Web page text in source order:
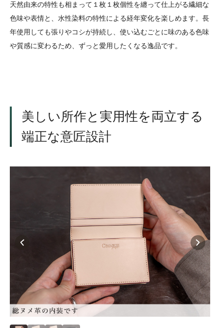
天然由来の特性も相まって１枚１枚個性を纏って仕上がる繊細な
色味や表情と、水性染料の特性による経年変化を楽しめます。長
年使用しても張りやコシが持続し、使い込むごとに味のある色味
や質感に変わるため、ずっと愛用したくなる逸品です。
美しい所作と実用性を両立する
端正な意匠設計